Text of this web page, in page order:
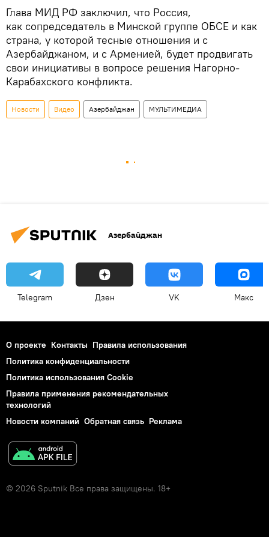
Глава МИД РФ заключил, что Россия,
как сопредседатель в Минской группе ОБСЕ и как
страна, у которой тесные отношения и с
Азербайджаном, и с Арменией, будет продвигать
свои инициативы в вопросе решения Нагорно-
Карабахского конфликта.
Новости Видео Азербайджан МУЛЬТИМЕДИА
Азербайджан
Telegram Дзен VK Макс
О проекте Контакты Правила использования
Политика конфиденциальности
Политика использования Cookie
Правила применения рекомендательных
технологий
Новости компаний Обратная связь Реклама
© 2026 Sputnik Все права защищены. 18+